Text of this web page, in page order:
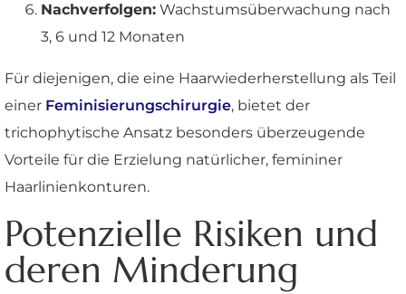
Nachverfolgen: Wachstumsüberwachung nach
3, 6 und 12 Monaten
Für diejenigen, die eine Haarwiederherstellung als Teil
einer Feminisierungschirurgie, bietet der
trichophytische Ansatz besonders überzeugende
Vorteile für die Erzielung natürlicher, femininer
Haarlinienkonturen.
Potenzielle Risiken und
deren Minderung